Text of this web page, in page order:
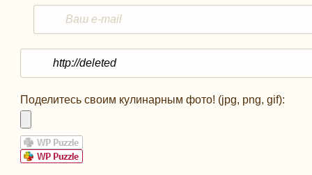
Поделитесь своим кулинарным фото! (jpg, png, gif):